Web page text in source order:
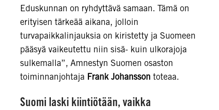
Eduskunnan on ryhdyttävä samaan. Tämä on
erityisen tärkeää aikana, jolloin
turvapaikkalinjauksia on kiristetty ja Suomeen
pääsyä vaikeutettu niin sisä- kuin ulkorajoja
sulkemalla”, Amnestyn Suomen osaston
toiminnanjohtaja Frank Johansson toteaa.
Suomi laski kiintiötään, vaikka